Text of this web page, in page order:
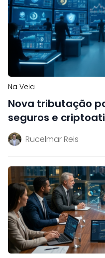
Na Veia
Nova tributação
seguros e
Rucelmar Reis